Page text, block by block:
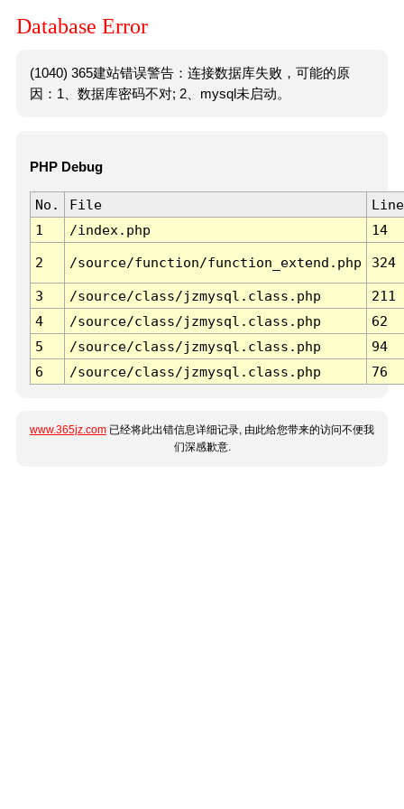
Database Error
(1040) 365建站错误警告：连接数据库失败，可能的原
因：1、数据库密码不对; 2、mysql未启动。
PHP Debug
No. File
Line
1
/index.php 14
2 /source/function/function_extend.php 324
3 /source/class/jzmysql.class.php
211
4
/source/class/jzmysql.class.php
62
5
/source/class/jzmysql.class.php
94
6
/source/class/jzmysql.class.php 76
www.365jz.com 已经将此出错信息详细记录, 由此给您带来的访问不便我
们深感歉意.